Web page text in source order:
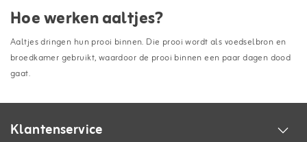
Hoe werken aaltjes?
Aaltjes dringen hun prooi binnen. Die prooi wordt als voedselbron en
broedkamer gebruikt, waardoor de prooi binnen een paar dagen dood
gaat.
Klantenservice